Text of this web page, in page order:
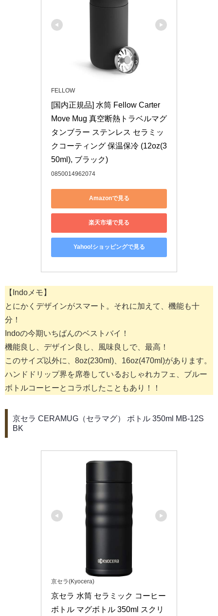
FELLOW
[国内正規品] 水筒 Fellow Carter
Move Mug 真空断熱トラベルマグ
タンブラー ステンレス セラミッ
クコーティング 保温保冷 (12oz(3
50ml), ブラック)
0850014962074
Amazonで見る
楽天市場で見る
Yahoo!ショッピングで見る
【Indoメモ】
とにかくデザインがスマート。それに加えて、機能も十
分！
Indoの今期いちばんのベストバイ！
機能良し、デザイン良し、風味良しで、最高！
このサイズ以外に、8oz(230ml)、16oz(470ml)があります。
ハンドドリップ界を席巻しているおしゃれカフェ、ブルー
ボトルコーヒーとコラボしたこともあり！！
京セラ CERAMUG（セラマグ） ボトル 350ml MB-12S
BK
京セラ(Kyocera)
京セラ 水筒 セラミック コーヒー
ボトル マグボトル 350ml スクリ